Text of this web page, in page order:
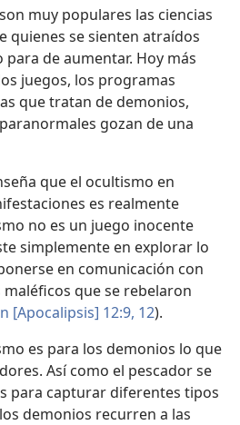
muy populares las ciencias
quienes se sienten atraídos
de aumentar. Hoy más
juegos, los programas
que tratan de demonios,
gozan de una
que el ocultismo en
es realmente
no es un juego inocente
simplemente en explorar lo
en comunicación con
que se rebelaron
[Apocalipsis] 12:9, 12).
es para los demonios lo que
Así como el pescador se
para capturar diferentes tipos
demonios recurren a las